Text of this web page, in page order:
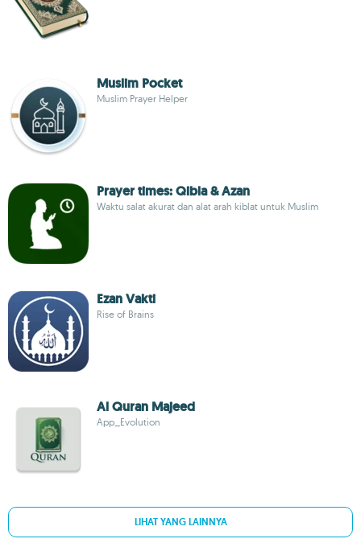
Muslim Pocket
Muslim Prayer Helper
Prayer times: Qibla & Azan
Waktu salat akurat dan alat arah kiblat untuk Muslim
Ezan Vakti
Rise of Brains
Al Quran Majeed
App_Evolution
LIHAT YANG LAINNYA